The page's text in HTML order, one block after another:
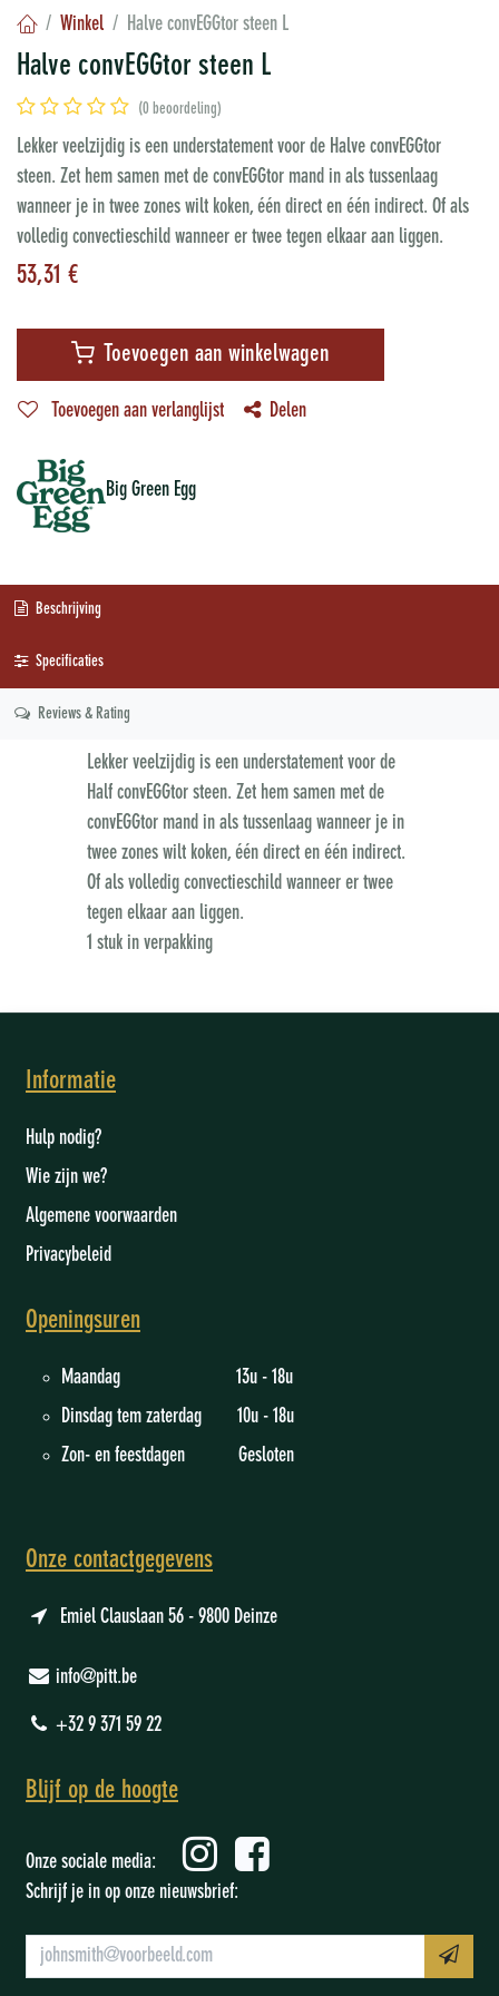
Winkel Halve convEGGtor steen L
Halve convEGGtor steen L
(0 beoordeling)
Lekker veelzijdig is een understatement voor de Halve convEGGtor
steen. Zet hem samen met de convEGGtor mand in als tussenlaag
wanneer je in twee zones wilt koken, één direct en één indirect. Of als
volledig convectieschild wanneer er twee tegen elkaar aan liggen.
53,31 €
Toevoegen aan winkelwagen
Toevoegen aan verlanglijst Delen
Big Green Egg
Beschrijving
Specificaties
Reviews & Rating
Lekker veelzijdig is een understatement voor de
Half convEGGtor steen. Zet hem samen met de
convEGGtor mand in als tussenlaag wanneer je in
twee zones wilt koken, één direct en één indirect.
Of als volledig convectieschild wanneer er twee
tegen elkaar aan liggen.
1 stuk in verpakking
Informatie
Hulp nodig?
Wie zijn we?
Algemene voorwaarden
Privacybeleid
Openingsuren
Maandag 13u - 18u
Dinsdag tem zaterdag 10u - 18u
Zon- en feestdagen Gesloten
Onze contactgegevens
Emiel Clauslaan 56 - 9800 Deinze
info@pitt.be
+32 9 371 59 22
Blijf op de hoogte
Onze sociale media:
Schrijf je in op onze nieuwsbrief: